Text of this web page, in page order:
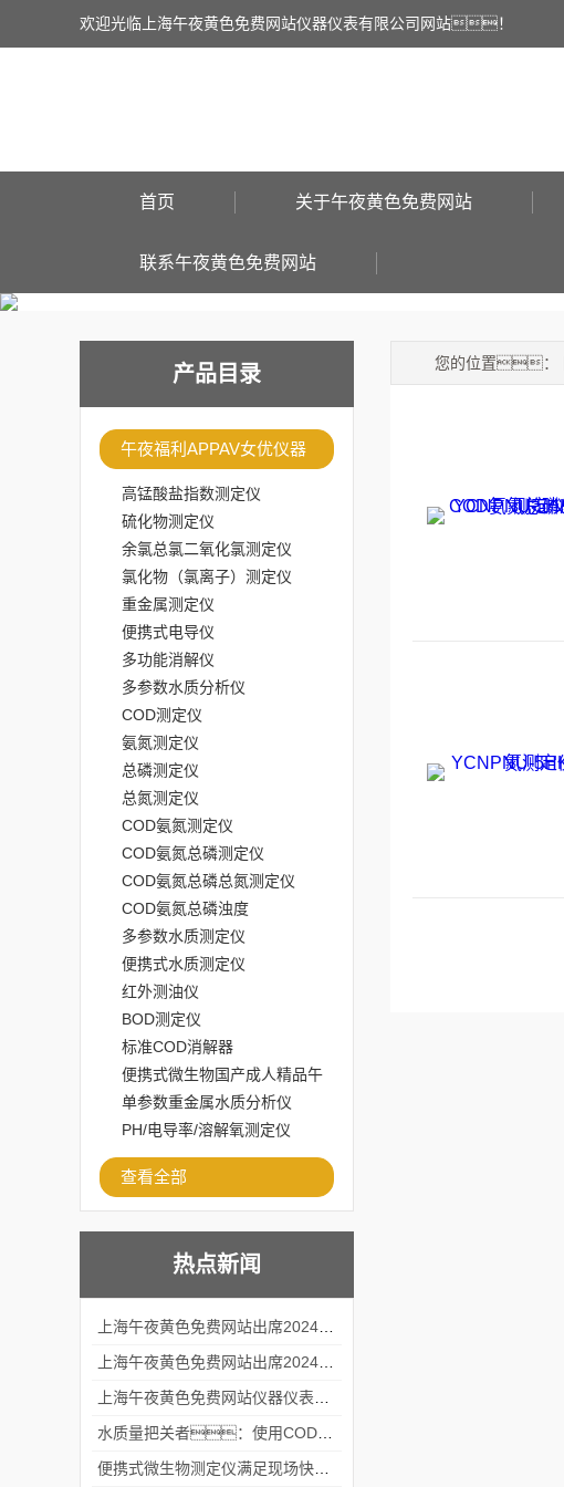
欢迎光临上海午夜黄色免费网站仪器仪表有限公司网站！
首页 关于午夜黄色免费网站
联系午夜黄色免费网站
产品目录
午夜福利APPAV女优仪器
高锰酸盐指数测定仪
硫化物测定仪
余氯总氯二氧化氯测定仪
氯化物（氯离子）测定仪
重金属测定仪
便携式电导仪
多功能消解仪
多参数水质分析仪
COD测定仪
氨氮测定仪
总磷测定仪
总氮测定仪
COD氨氮测定仪
COD氨氮总磷测定仪
COD氨氮总磷总氮测定仪
COD氨氮总磷浊度
多参数水质测定仪
便携式水质测定仪
红外测油仪
BOD测定仪
标准COD消解器
便携式微生物国产成人精品午
夜福利APP
单参数重金属水质分析仪
PH/电导率/溶解氧测定仪
查看全部
热点新闻
您的位置：